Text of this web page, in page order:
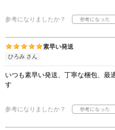
参考になりましたか？
素早い発送
ひろみ さん
いつも素早い発送、丁寧な梱包、最
す
参考になりましたか？